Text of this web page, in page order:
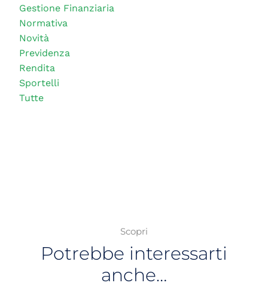
Gestione Finanziaria
Normativa
Novità
Previdenza
Rendita
Sportelli
Tutte
Scopri
Potrebbe interessarti
anche…